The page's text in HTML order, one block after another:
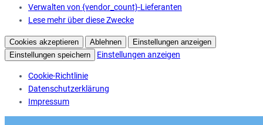
Verwalten von {vendor_count}-Lieferanten
Lese mehr über diese Zwecke
Cookies akzeptieren Ablehnen
Einstellungen anzeigen
Einstellungen speichern
Einstellungen anzeigen
Cookie-Richtlinie
Datenschutzerklärung
Impressum